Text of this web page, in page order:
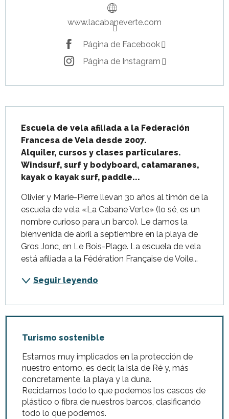
www.lacabaneverte.com
Página de Facebook
Página de Instagram
Escuela de vela afiliada a la Federación
Francesa de Vela desde 2007.
Alquiler, cursos y clases particulares.
Windsurf, surf y bodyboard, catamaranes,
kayak o kayak surf, paddle...
Olivier y Marie-Pierre llevan 30 años al timón de la
escuela de vela «La Cabane Verte» (lo sé, es un
nombre curioso para un barco). Le damos la
bienvenida de abril a septiembre en la playa de
Gros Jonc, en Le Bois-Plage. La escuela de vela
está afiliada a la Fédération Française de Voile...
Seguir leyendo
Turismo sostenible
Estamos muy implicados en la protección de
nuestro entorno, es decir, la isla de Ré y, más
concretamente, la playa y la duna.
Reciclamos todo lo que podemos los cascos de
plástico o fibra de nuestros barcos, clasificando
todo lo que podemos.